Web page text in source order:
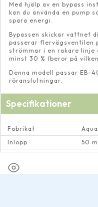
Med hjälp av en bypass
kan du använda en pump
spara energi.
Bypassen skickar
passerar
strömmar i en rakare linje
minst 30 % (beror på
Denna modell passar EB-
röranslutningar.
Specifikationer
Fabrikat
Inlopp
50